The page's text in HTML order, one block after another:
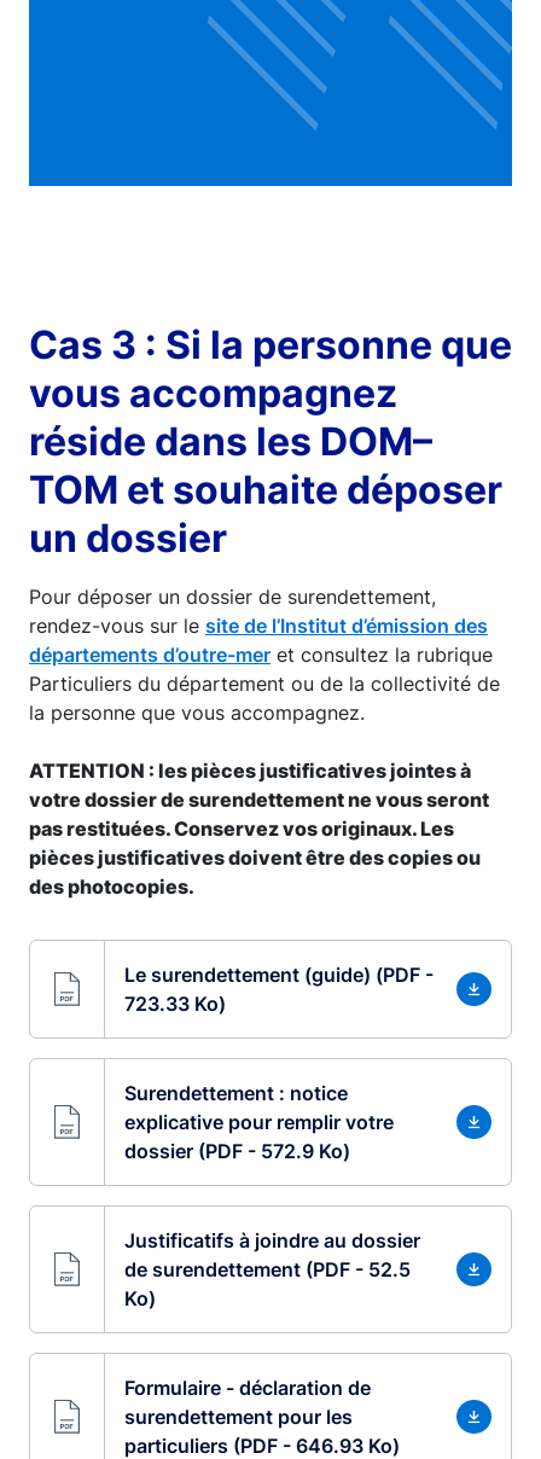
Cas 3 : Si la personne que
vous accompagnez
réside dans les DOM–
TOM et souhaite déposer
un dossier
Pour déposer un dossier de surendettement,
rendez-vous sur le site de l’Institut d’émission des
départements d’outre-mer et consultez la rubrique
Particuliers du département ou de la collectivité de
la personne que vous accompagnez.
ATTENTION : les pièces justificatives jointes à
votre dossier de surendettement ne vous seront
pas restituées. Conservez vos originaux. Les
pièces justificatives doivent être des copies ou
des photocopies.
Le surendettement (guide) (PDF -
723.33 Ko)
Surendettement : notice
explicative pour remplir votre
dossier (PDF - 572.9 Ko)
Justificatifs à joindre au dossier
de surendettement (PDF - 52.5
Ko)
Formulaire - déclaration de
surendettement pour les
particuliers (PDF - 646.93 Ko)